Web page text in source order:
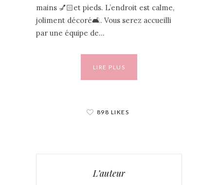
mains 💅🏻et pieds. L’endroit est calme,
joliment décoré🛋. Vous serez accueilli
par une équipe de…
LIRE PLUS
898 LIKES
L’auteur